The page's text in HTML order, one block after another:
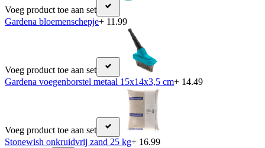
Voeg product toe aan set
Gardena bloemenschepje+ 11.99
Voeg product toe aan set
Gardena voegenborstel metaal 15x14x3,5 cm+ 14.49
Voeg product toe aan set
Stonewish onkruidvrij zand 25 kg+ 16.99